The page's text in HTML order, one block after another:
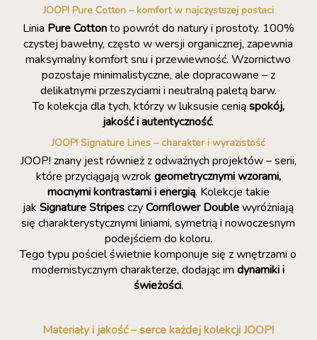
JOOP! Pure Cotton – komfort w najczystszej postaci
Linia Pure Cottonto powrót do natury i prostoty. 100%
czystej bawełny, często w wersji organicznej, zapewnia
maksymalny komfort snu i przewiewność. Wzornictwo
pozostaje minimalistyczne, ale dopracowane – z
delikatnymi przeszyciami i neutralną paletą barw.
To kolekcja dla tych, którzy w luksusie ceniąspokój,
jakość i autentyczność.
JOOP! Signature Lines – charakter i wyrazistość
JOOP! znany jest również z odważnych projektów – serii,
które przyciągają wzrok geometrycznymi wzorami,
mocnymi kontrastami i energią. Kolekcje takie
jakSignature StripesczyCornflower Doublewyróżniają
się charakterystycznymi liniami, symetrią i nowoczesnym
podejściem do koloru.
Tego typu pościel świetnie komponuje się z wnętrzami o
modernistycznym charakterze, dodając imdynamiki i
świeżości.
Materiały i jakość – serce każdej kolekcji JOOP!